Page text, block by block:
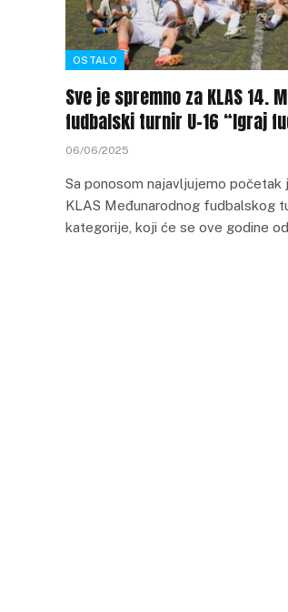
OSTALO
Sve je spremno za KLAS 14.
fudbalski turnir U-16 “Igraj
06/06/2025
Sa ponosom najavljujemo početak
KLAS Međunarodnog fudbalskog
kategorije, koji će se ove godine